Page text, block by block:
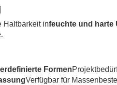
Haltbarkeit infeuchte und harte
.
Formen
Verfügbar für